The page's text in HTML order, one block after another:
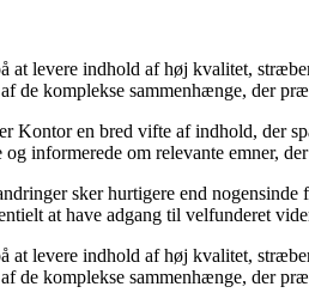
levere indhold af høj kvalitet,
de komplekse sammenhænge, der
Kontor en bred vifte af indhold, der
informerede om relevante emner,
sker hurtigere end
at have adgang til velfunderet
levere indhold af høj kvalitet,
de komplekse sammenhænge, der